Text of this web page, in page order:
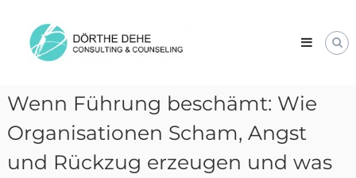
content
Dehe
Consulting
Wenn Führung beschämt: Wie
Organisationen Scham, Angst
und Rückzug erzeugen und was